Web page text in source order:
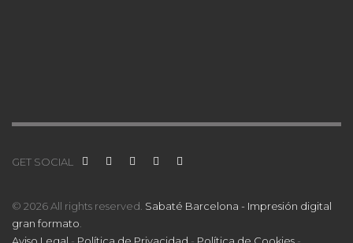
GET SOCIAL
© 2026 All rights reserved. Sabaté Barcelona - Impresión digital
gran formato.